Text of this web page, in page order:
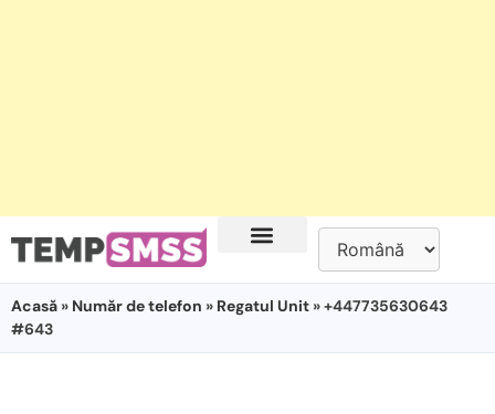
Acasă » Număr de telefon » Regatul Unit » +447735630643
#643